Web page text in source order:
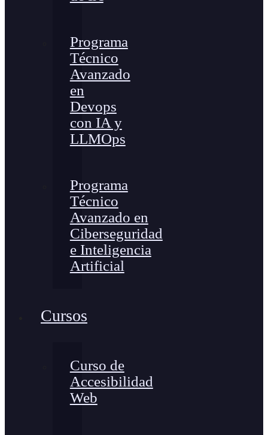
Programa
Técnico
Avanzado
en
Devops
con IA y
LLMOps
Programa
Técnico
Avanzado en
Ciberseguridad
e Inteligencia
Artificial
Cursos
Curso de
Accesibilidad
Web